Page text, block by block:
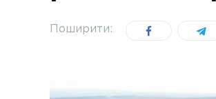
Поширити: